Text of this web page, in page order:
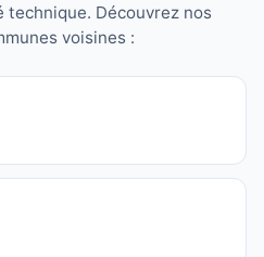
Découvrez nos
voisines :